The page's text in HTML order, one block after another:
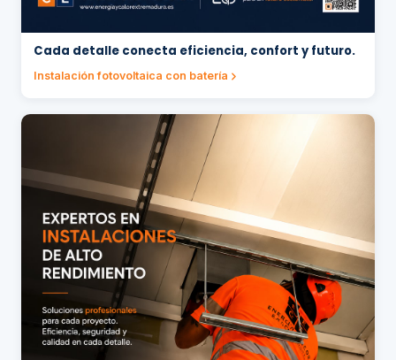
Cada detalle conecta eficiencia, confort y futuro.
Instalación fotovoltaica con batería